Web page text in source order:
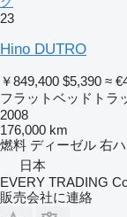
23
Hino DUTRO
￥849,400 $5,390 ≈
フラットベッドトラ
2008
176,000 km
燃料 ディーゼル 右
日本
EVERY TRADING
販売会社に連絡